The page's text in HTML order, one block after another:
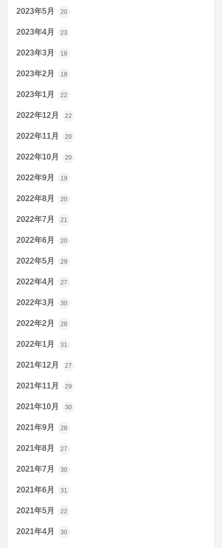
2023年5月 20
2023年4月 23
2023年3月 18
2023年2月 18
2023年1月 22
2022年12月 22
2022年11月 20
2022年10月 20
2022年9月 19
2022年8月 20
2022年7月 21
2022年6月 20
2022年5月 29
2022年4月 27
2022年3月 30
2022年2月 28
2022年1月 31
2021年12月 27
2021年11月 29
2021年10月 30
2021年9月 28
2021年8月 27
2021年7月 30
2021年6月 31
2021年5月 22
2021年4月 30